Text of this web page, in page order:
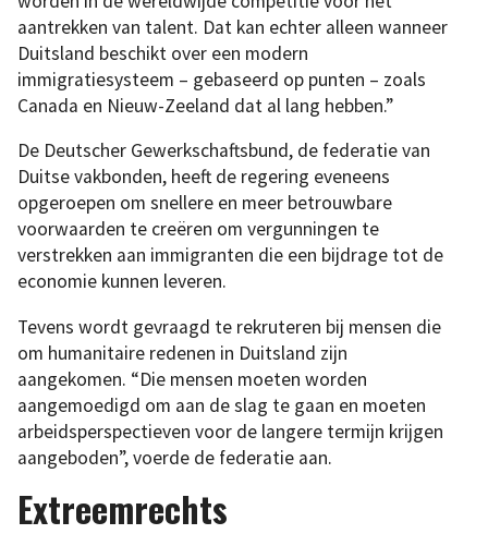
aantrekken van talent. Dat kan echter alleen wanneer
Duitsland beschikt over een modern
immigratiesysteem – gebaseerd op punten – zoals
Canada en Nieuw-Zeeland dat al lang hebben.”
De Deutscher Gewerkschaftsbund, de federatie van
Duitse vakbonden, heeft de regering eveneens
opgeroepen om snellere en meer betrouwbare
voorwaarden te creëren om vergunningen te
verstrekken aan immigranten die een bijdrage tot de
economie kunnen leveren.
Tevens wordt gevraagd te rekruteren bij mensen die
om humanitaire redenen in Duitsland zijn
aangekomen. “Die mensen moeten worden
aangemoedigd om aan de slag te gaan en moeten
arbeidsperspectieven voor de langere termijn krijgen
aangeboden”, voerde de federatie aan.
Extreemrechts